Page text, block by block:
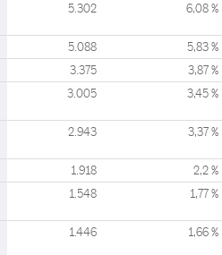
5.302 6,08 %
5.088 5,83 %
3.375 3,87 %
3.005 3,45 %
2.943 3,37 %
1.918 2,2 %
1.548 1,77 %
1.446 1,66 %